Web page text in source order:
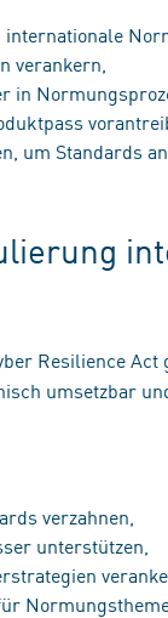
verankern,
um Standards
Resilience
umsetzbar
verzahnen,
unterstützen,